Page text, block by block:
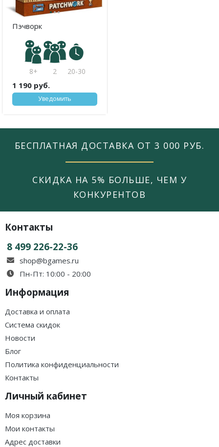
···
Пэчворк
8+ 2 20-30
1 190 руб.
Уведомить
БЕСПЛАТНАЯ ДОСТАВКА ОТ 3 000 РУБ.
СКИДКА НА 5% БОЛЬШЕ, ЧЕМ У
КОНКУРЕНТОВ
Контакты
8 499 226-22-36
shop@bgames.ru
Пн-Пт: 10:00 - 20:00
Информация
Доставка и оплата
Система скидок
Новости
Блог
Политика конфиденциальности
Контакты
Личный кабинет
Моя корзина
Мои контакты
Адрес доставки